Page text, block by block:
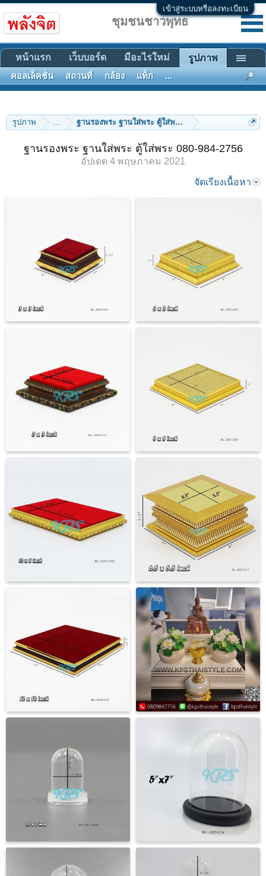
เข้าสู่ระบบหรือลงทะเบียน
รูปภาพ ... ฐานรองพระ ฐานใส่พระ ตู้ใส่พระ 080-984-2756
ฐานรองพระ ฐานใส่พระ ตู้ใส่พระ 080-984-2756
อัปเดต 4 พฤษภาคม 2021
จัดเรียงเนื้อหา
ชุมชนชาวพุทธ
หน้าแรก เว็บบอร์ด มีอะไรใหม่ รูปภาพ
คอลเล็คชั่น สถานที่ กล้อง แท็ก ...